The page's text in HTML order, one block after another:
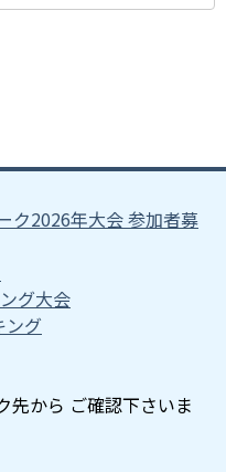
ク2026年大会 参加者募
グ大会
グ
先から ご確認下さいま